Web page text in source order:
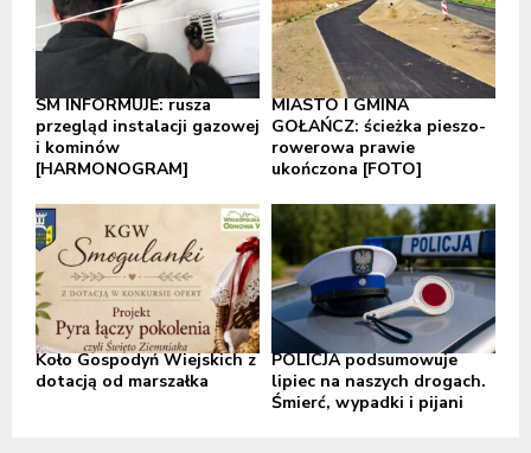
SM INFORMUJE: rusza
przegląd instalacji gazowej
i kominów
[HARMONOGRAM]
MIASTO I GMINA
GOŁAŃCZ: ścieżka pieszo-
rowerowa prawie
ukończona [FOTO]
Koło Gospodyń Wiejskich z
dotacją od marszałka
POLICJA podsumowuje
lipiec na naszych drogach.
Śmierć, wypadki i pijani